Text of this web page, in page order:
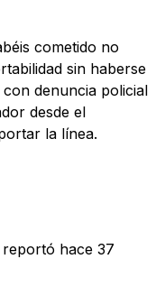
cometido no
sin haberse
denuncia policial
desde el
la línea.
reportó hace 37